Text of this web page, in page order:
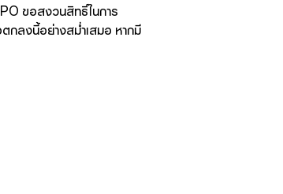
ขอสงวนสิทธิ์ในการ
กลงนี้อย่างสม่ำเสมอ หากมี